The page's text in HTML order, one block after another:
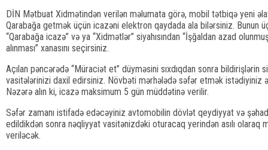
DİN Mətbuat Xidmətindən verilən məlumata görə, mobil tətbiqə yeni
Qarabağa getmək üçün icazəni elektron qaydada ala bilərsiniz. Bunun
“Qarabağa icazə” və ya “Xidmətlər” siyahısından “İşğaldan azad
alınması” xanasını seçirsiniz.
Açılan pəncərədə “Müraciət et” düyməsini sıxdıqdan sonra bildirişlərin
vasitələrinizi daxil edirsiniz. Növbəti mərhələdə səfər etmək istədiyiniz
Nəzərə alın ki, icazə maksimum 5 gün müddətinə verilir.
Səfər zamanı istifadə edəcəyiniz avtomobilin dövlət qeydiyyat və
edildikdən sonra nəqliyyat vasitənizdəki oturacaq yerindən asılı olaraq
veriləcək.